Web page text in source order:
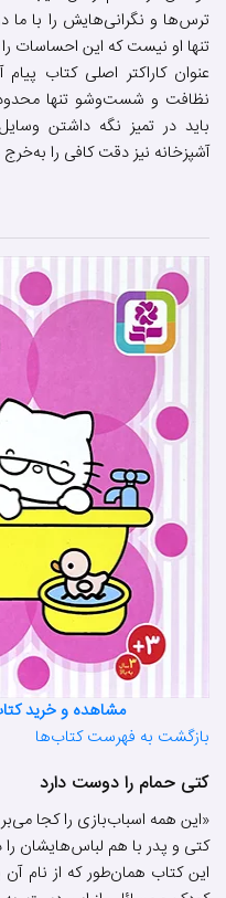
ترس‌ها و نگرانی‌هایش را با ما
تنها او نیست که این احساسات
عنوان کاراکتر اصلی کتاب
نظافت و شست‌وشو تنها
باید در تمیز نگه داشتن
آشپزخانه نیز دقت کافی را
مشاهده و خرید
بازگشت به فهرست کتاب‌ها
کتی حمام را دوست دارد
«این همه اسباب‌بازی را کجا
کتی و پدر با هم لباس‌هایشان را
این کتاب همان‌طور که از نام